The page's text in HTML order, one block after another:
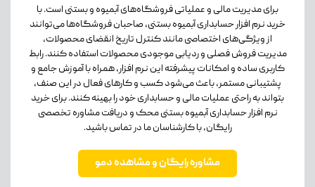
برای مدیریت مالی و عملیاتی فروشگاه‌های آبمیوه و بستنی است. با
خرید نرم افزار حسابداری آبمیوه بستنی، صاحبان فروشگاه‌ها می‌توانند
از ویژگی‌های اختصاصی مانند کنترل تاریخ انقضای محصولات،
مدیریت فروش فصلی و ردیابی موجودی محصولات استفاده کنند. رابط
کاربری ساده و امکانات پیشرفته این نرم افزار، همراه با آموزش جامع و
پشتیبانی مستمر، باعث می‌شود کسب و کارهای فعال در این صنف،
بتواند به راحتی عملیات مالی و حسابداری خود را بهینه کنند. برای خرید
نرم افزار حسابداری آبمیوه بستنی محک و دریافت مشاوره تخصصی
رایگان، با کارشناسان ما در تماس باشید.
مشاوره رایگان و مشاهده دمو